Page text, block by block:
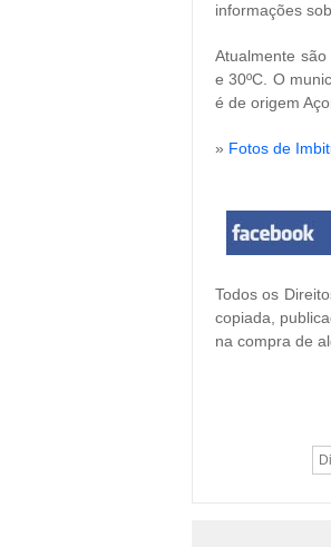
informações
Atualmente
e 30ºC. O
é de origem
» Fotos de
Todos os
copiada,
na compra de